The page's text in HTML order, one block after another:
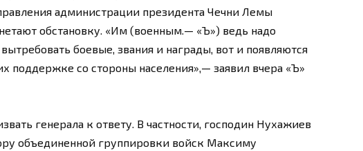
администрации президента Чечни Лемы
обстановку. «Им (военным.— «Ъ») ведь надо
боевые, звания и награды, вот и появляются
поддержке со стороны населения»,— заявил вчера «Ъ»
генерала к ответу. В частности, господин Нухажиев
объединенной группировки войск Максиму